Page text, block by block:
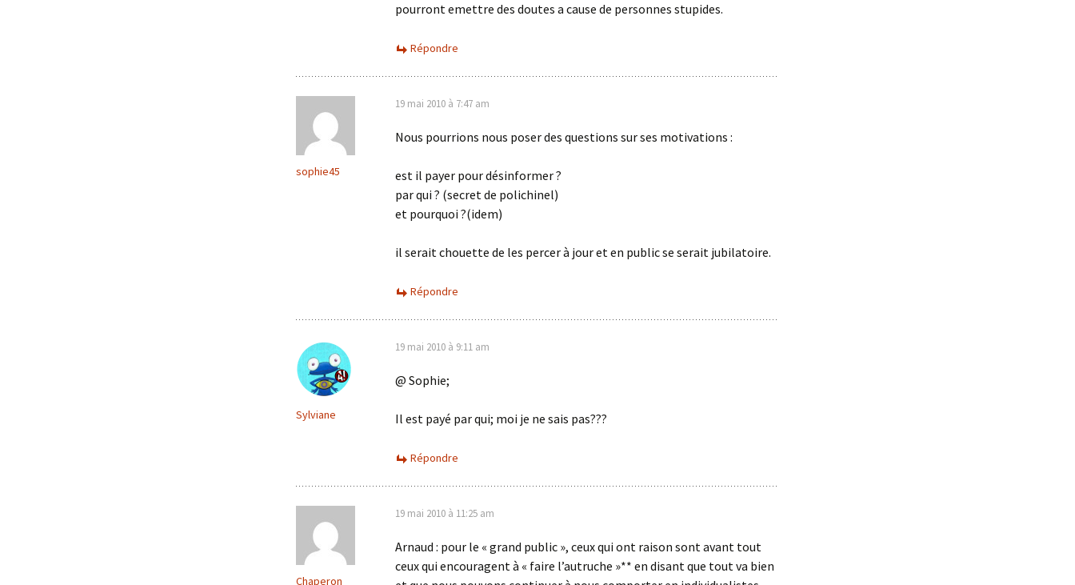
pourront emettre des doutes a cause de personnes stupides.
Répondre
sophie45
19 mai 2010 à 7:47 am
Nous pourrions nous poser des questions sur ses motivations :
est il payer pour désinformer ?
par qui ? (secret de polichinel)
et pourquoi ?(idem)
il serait chouette de les percer à jour et en public se serait jubilatoire.
Répondre
Sylviane
19 mai 2010 à 9:11 am
@ Sophie;
Il est payé par qui; moi je ne sais pas???
Répondre
Chaperon
19 mai 2010 à 11:25 am
Arnaud : pour le « grand public », ceux qui ont raison sont avant tout
ceux qui encouragent à « faire l’autruche »** en disant que tout va bien